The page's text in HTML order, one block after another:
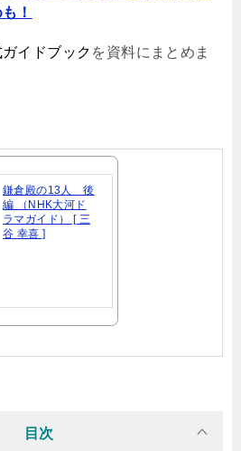
！
イドブック を資料にまとめま
鎌倉殿の13人 後
編 （NHK大河ド
ラマガイド） [ 三
谷 幸喜 ]
目次